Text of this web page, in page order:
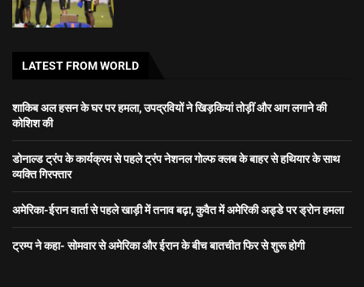
LATEST FROM WORLD
शाकिब अल हसन के घर पर हमला, उपद्रवियों ने खिड़कियां तोड़ीं और आग लगाने की
कोशिश की
डोनाल्ड ट्रंप के कार्यक्रम से पहले ट्रंप नेशनल गोल्फ क्लब के बाहर से हथियार के साथ
व्यक्ति गिरफ्तार
अमेरिका-ईरान वार्ता से पहले खाड़ी में तनाव बढ़ा, कुवैत में अमेरिकी अड्डे पर ड्रोन हमला
ट्रम्प ने कहा- सोमवार से अमेरिका और ईरान के बीच बातचीत फिर से शुरू होगी